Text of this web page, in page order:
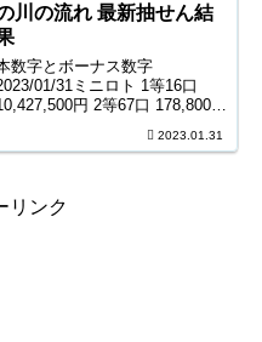
川の流れ 最新抽せん結
数字とボーナス数字
01/31ミニロト 1等16口
円 2等67口 178,800円
口 1,000円 ＊抽せんの結果は最
2023.01.31
リンク